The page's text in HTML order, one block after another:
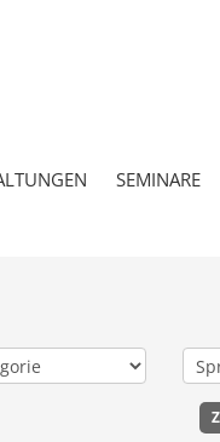
SEMINARE